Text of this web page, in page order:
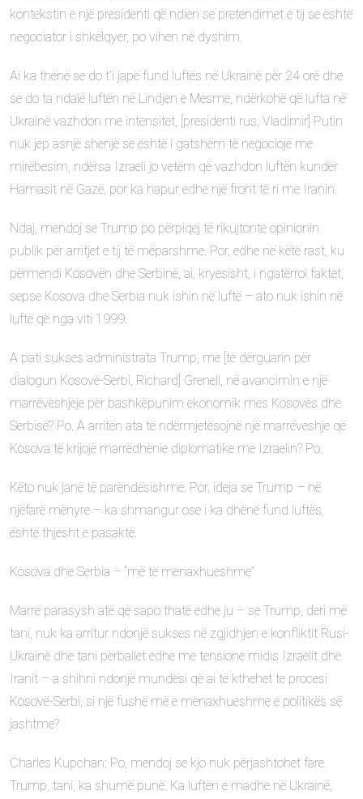
kontekstin e një presidenti që ndien se pretendimet e tij se është
negociator i shkëlqyer, po vihen në dyshim.
Ai ka thënë se do t’i japë fund luftës në Ukrainë për 24 orë dhe
se do ta ndalë luftën në Lindjen e Mesme, ndërkohë që lufta në
Ukrainë vazhdon me intensitet, [presidenti rus, Vladimir] Putin
nuk jep asnjë shenjë se është i gatshëm të negociojë me
mirëbesim, ndërsa Izraeli jo vetëm që vazhdon luftën kundër
Hamasit në Gazë, por ka hapur edhe një front të ri me Iranin.
Ndaj, mendoj se Trump po përpiqej të rikujtonte opinionin
publik për arritjet e tij të mëparshme. Por, edhe në këtë rast, ku
përmendi Kosovën dhe Serbinë, ai, kryesisht, i ngatërroi faktet,
sepse Kosova dhe Serbia nuk ishin në luftë – ato nuk ishin në
luftë që nga viti 1999.
A pati sukses administrata Trump, me [të dërguarin për
dialogun Kosovë-Serbi, Richard] Grenell, në avancimin e një
marrëveshjeje për bashkëpunim ekonomik mes Kosovës dhe
Serbisë? Po. A arritën ata të ndërmjetësojnë një marrëveshje që
Kosova të krijojë marrëdhënie diplomatike me Izraelin? Po.
Këto nuk janë të parëndësishme. Por, ideja se Trump – në
njëfarë mënyre – ka shmangur ose i ka dhënë fund luftës,
është thjesht e pasaktë.
Kosova dhe Serbia – “më të menaxhueshme”
Marrë parasysh atë që sapo thatë edhe ju – se Trump, deri më
tani, nuk ka arritur ndonjë sukses në zgjidhjen e konfliktit Rusi-
Ukrainë dhe tani përballet edhe me tensione midis Izraelit dhe
Iranit – a shihni ndonjë mundësi që ai të kthehet te procesi
Kosovë-Serbi, si një fushë më e menaxhueshme e politikës së
jashtme?
Charles Kupchan: Po, mendoj se kjo nuk përjashtohet fare.
Trump, tani, ka shumë punë. Ka luftën e madhe në Ukrainë,